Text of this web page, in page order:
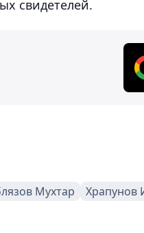
свидетелей.
Мухтар Храпунов